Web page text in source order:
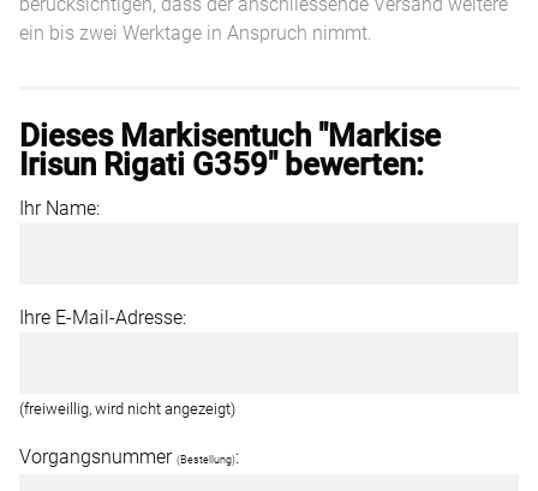
berücksichtigen, dass der anschliessende Versand weitere
ein bis zwei Werktage in Anspruch nimmt.
Dieses Markisentuch "Markise
Irisun Rigati G359" bewerten:
Ihr Name:
Ihre E-Mail-Adresse:
(freiweillig, wird nicht angezeigt)
Vorgangsnummer (Bestellung):